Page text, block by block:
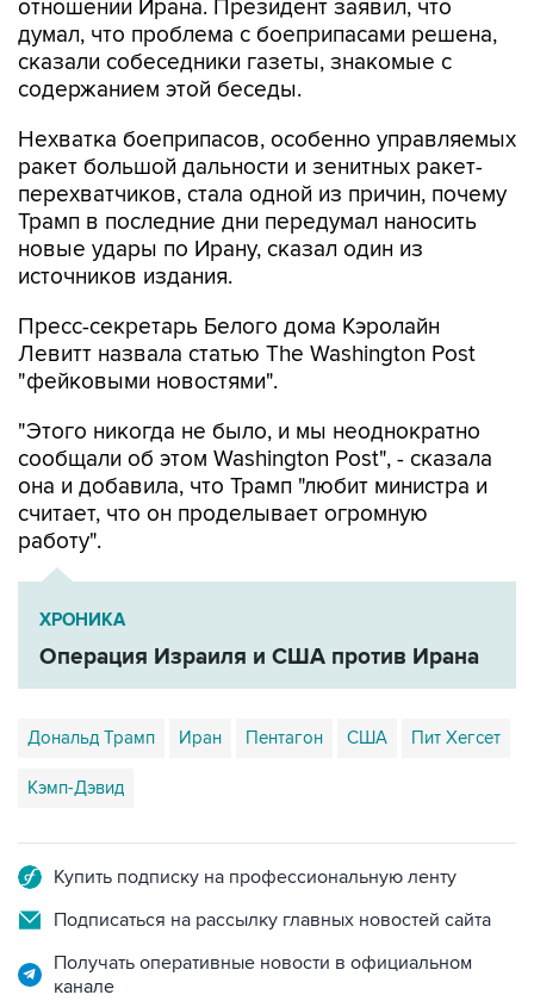
отношении Ирана. Президент заявил, что
думал, что проблема с боеприпасами решена,
сказали собеседники газеты, знакомые с
содержанием этой беседы.
Нехватка боеприпасов, особенно управляемых
ракет большой дальности и зенитных ракет-
перехватчиков, стала одной из причин, почему
Трамп в последние дни передумал наносить
новые удары по Ирану, сказал один из
источников издания.
Пресс-секретарь Белого дома Кэролайн
Левитт назвала статью The Washington Post
"фейковыми новостями".
"Этого никогда не было, и мы неоднократно
сообщали об этом Washington Post", - сказала
она и добавила, что Трамп "любит министра и
считает, что он проделывает огромную
работу".
ХРОНИКА
Операция Израиля и США против Ирана
Дональд Трамп Иран Пентагон США Пит Хегсет
Кэмп-Дэвид
Купить подписку на профессиональную ленту
Подписаться на рассылку главных новостей сайта
Получать оперативные новости в официальном
канале